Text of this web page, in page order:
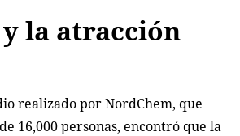
la atracción
realizado por NordChem, que
16,000 personas, encontró que la